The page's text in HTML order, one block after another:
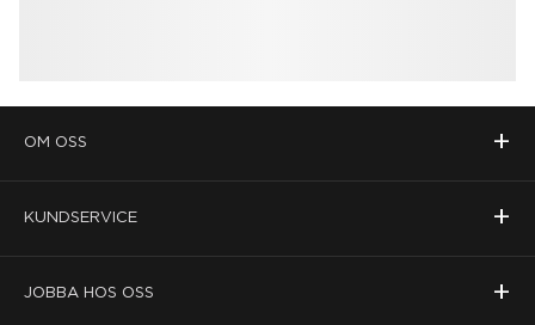
OM OSS +
KUNDSERVICE +
JOBBA HOS OSS +